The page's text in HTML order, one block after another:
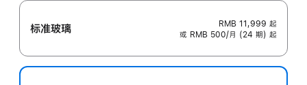
标准玻璃 RMB 11,999 起
或 RMB 500/月 (24 期) 起